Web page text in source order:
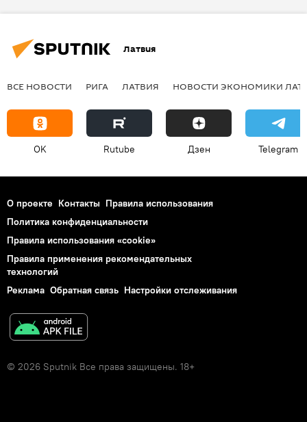
Латвия
ВСЕ НОВОСТИ РИГА ЛАТВИЯ НОВОСТИ ЭКОНОМИКИ
OK Rutube Дзен Telegram
О проекте Контакты Правила использования
Политика конфиденциальности
Правила использования «cookie»
Правила применения рекомендательных
технологий
Реклама Обратная связь Настройки отслеживания
© 2026 Sputnik Все права защищены. 18+